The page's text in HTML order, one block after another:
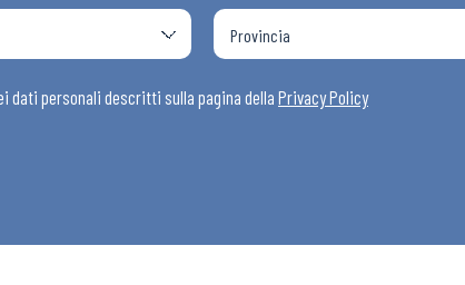
Osservatori
dati personali descritti sulla pagina della Privacy Policy